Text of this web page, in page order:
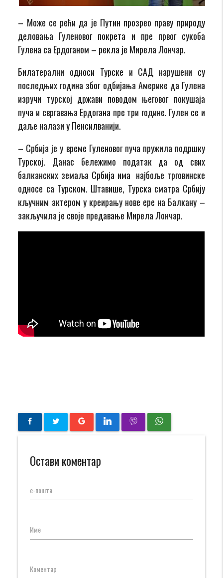
– Може се рећи да је Путин прозрео праву природу
деловања Гуленовог покрета и пре првог сукоба
Гулена са Ердоганом – рекла је Мирела Лончар.
Билатерални односи Турске и САД нарушени су
последњих година због одбијања Америке да Гулена
изручи турској држави поводом његовог покушаја
пуча и свргавања Ердогана пре три године. Гулен се и
даље налази у Пенсилванији.
– Србија је у време Гуленовог пуча пружила подршку
Турској. Данас бележимо податак да од свих
балканских земаља Србија има најбоље трговинске
односе са Турском. Штавише, Турска сматра Србију
кључним актером у креирању нове ере на Балкану –
закључила је своје предавање Мирела Лончар.
Остави коментар
е-пошта
Име
Коментар